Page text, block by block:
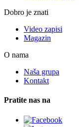
Dobro je znati
Video zapisi
Magazin
O nama
Naša grupa
Kontakt
Pratite nas na